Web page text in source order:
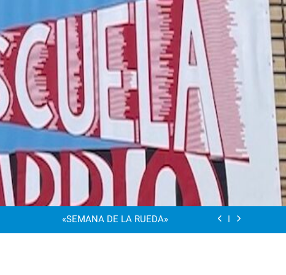
“Visibles Sí”
Dia De La Familia
«SEMANA DE LA RUEDA»